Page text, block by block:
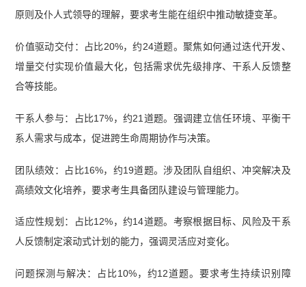
原则及仆人式领导的理解，要求考生能在组织中推动敏捷变革。
价值驱动交付：占比20%，约24道题。聚焦如何通过迭代开发、
增量交付实现价值最大化，包括需求优先级排序、干系人反馈整
合等技能。
干系人参与：占比17%，约21道题。强调建立信任环境、平衡干
系人需求与成本，促进跨生命周期协作与决策。
团队绩效：占比16%，约19道题。涉及团队自组织、冲突解决及
高绩效文化培养，要求考生具备团队建设与管理能力。
适应性规划：占比12%，约14道题。考察根据目标、风险及干系
人反馈制定滚动式计划的能力，强调灵活应对变化。
问题探测与解决：占比10%，约12道题。要求考生持续识别障